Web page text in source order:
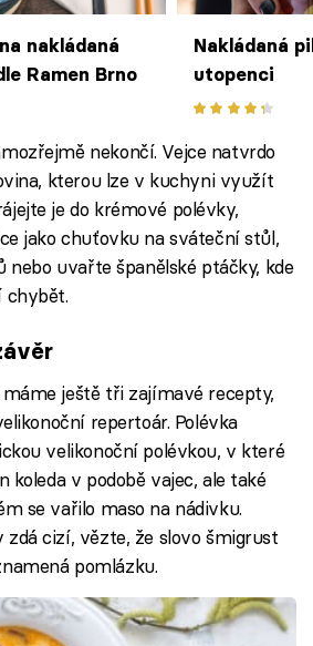
nakládaná
Ramen Brno
Nakládaná
utopenci
nekončí. Vejce natvrdo
kterou lze v kuchyni využít
je do krémové polévky,
jako chuťovku na sváteční stůl,
nebo uvařte španělské ptáčky, kde
chybět.
ještě tři zajímavé recepty,
repertoár. Polévka
velikonoční polévkou, v které
koleda v podobě vajec, ale také
se vařilo maso na nádivku.
zdá cizí, vězte, že slovo šmigrust
pomlázku.